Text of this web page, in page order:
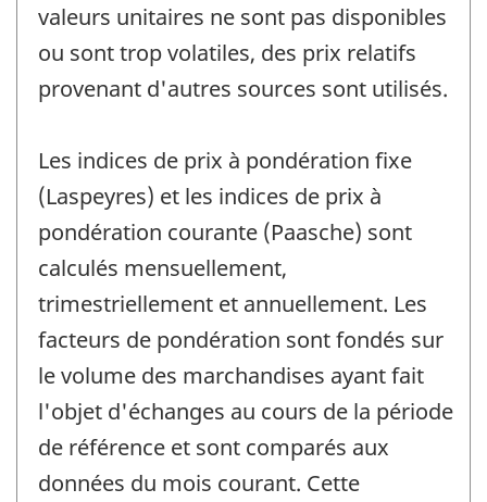
valeurs unitaires ne sont pas disponibles
ou sont trop volatiles, des prix relatifs
provenant d'autres sources sont utilisés.
Les indices de prix à pondération fixe
(Laspeyres) et les indices de prix à
pondération courante (Paasche) sont
calculés mensuellement,
trimestriellement et annuellement. Les
facteurs de pondération sont fondés sur
le volume des marchandises ayant fait
l'objet d'échanges au cours de la période
de référence et sont comparés aux
données du mois courant. Cette